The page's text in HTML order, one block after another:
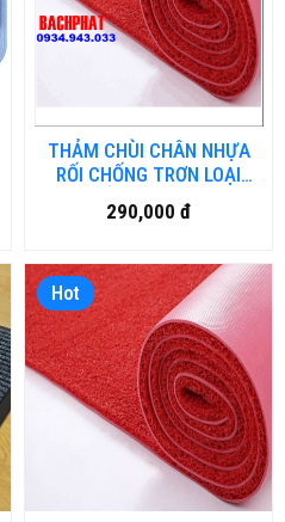
THẢM CHÙI CHÂN NHỰA
RỐI CHỐNG TRƠN LOẠI
CAO CẤP HM.KCA-DN.01
290,000 đ
Hot